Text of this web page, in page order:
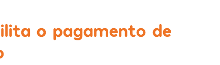
o pagamento de